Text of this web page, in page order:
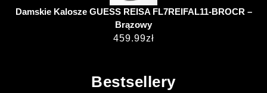
Damskie Kalosze GUESS REISA FL7REIFAL11-BROCR –
Brązowy
459.99zł
Bestsellery